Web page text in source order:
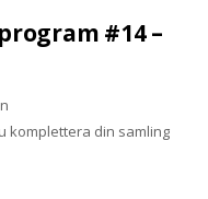
#14 –
komplettera din samling